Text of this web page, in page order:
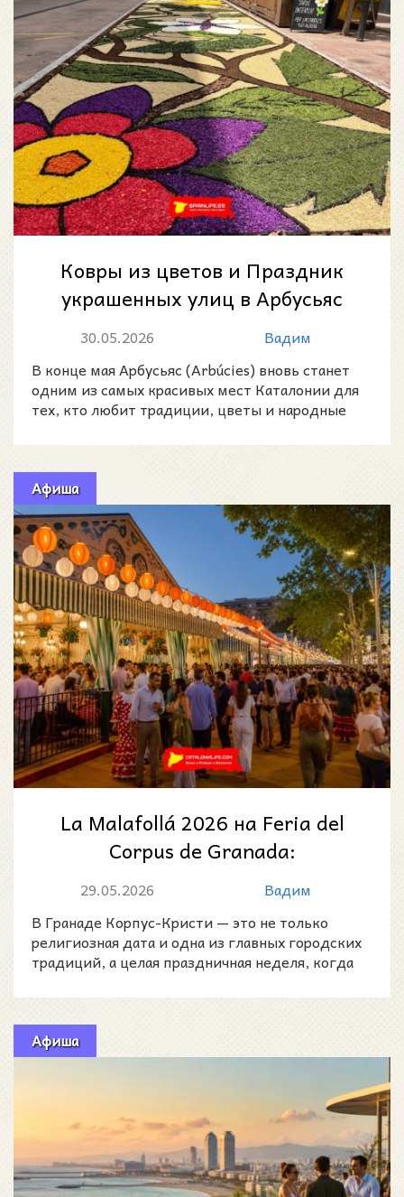
Ковры из цветов и Праздник
украшенных улиц в Арбусьяс
30.05.2026
Вадим
В конце мая Арбусьяс (Arbúcies) вновь станет
одним из самых красивых мест Каталонии для
тех, кто любит традиции, цветы и народные
Афиша
La Malafollá 2026 на Feria del
Corpus de Granada:
традиционный павильон
ярмарки Корпус-Кри...
29.05.2026
Вадим
В Гранаде Корпус-Кристи — это не только
религиозная дата и одна из главных городских
традиций, а целая праздничная неделя, когда
Афиша